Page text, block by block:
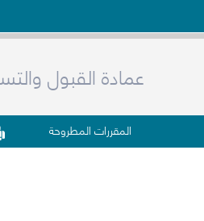
عمادة القبول
المقررات المطروحة